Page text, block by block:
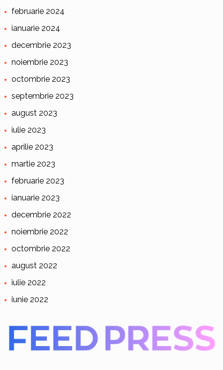
februarie 2024
ianuarie 2024
decembrie 2023
noiembrie 2023
octombrie 2023
septembrie 2023
august 2023
iulie 2023
aprilie 2023
martie 2023
februarie 2023
ianuarie 2023
decembrie 2022
noiembrie 2022
octombrie 2022
august 2022
iulie 2022
iunie 2022